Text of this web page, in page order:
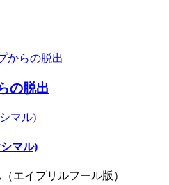
の脱出
マル)
マル)
エイプリルフール版）